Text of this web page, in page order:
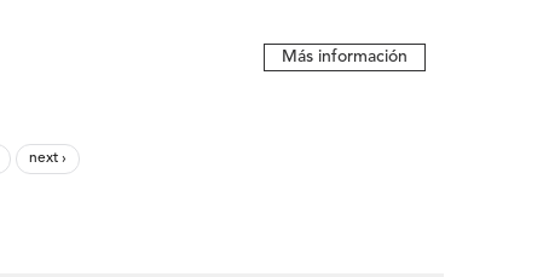
Más información
next ›